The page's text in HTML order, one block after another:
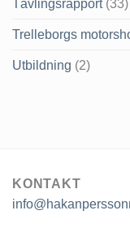
Tävlingsrapport(33)
Trelleborgs
Utbildning (2)
KONTAKT